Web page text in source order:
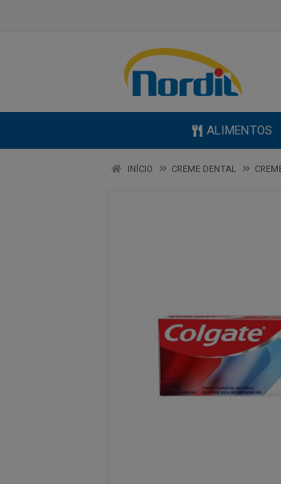
ALIMENTOS
INÍCIO CREME DENTAL